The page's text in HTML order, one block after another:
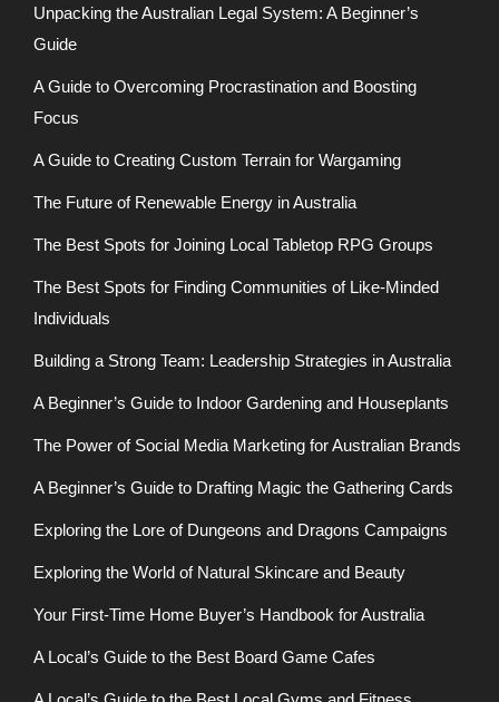
Unpacking the Australian Legal System: A Beginner’s
Guide
A Guide to Overcoming Procrastination and Boosting
Focus
A Guide to Creating Custom Terrain for Wargaming
The Future of Renewable Energy in Australia
The Best Spots for Joining Local Tabletop RPG Groups
The Best Spots for Finding Communities of Like-Minded
Individuals
Building a Strong Team: Leadership Strategies in Australia
A Beginner’s Guide to Indoor Gardening and Houseplants
The Power of Social Media Marketing for Australian Brands
A Beginner’s Guide to Drafting Magic the Gathering Cards
Exploring the Lore of Dungeons and Dragons Campaigns
Exploring the World of Natural Skincare and Beauty
Your First-Time Home Buyer’s Handbook for Australia
A Local’s Guide to the Best Board Game Cafes